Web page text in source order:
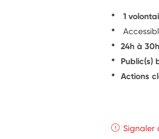
1
24h à 30h
Public(s)
Actions
Signaler